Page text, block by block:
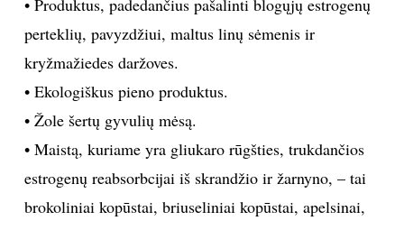
Prenumeruodami portalą,
Jūs sutinkate su
taisyklėmis
I. Adams
Pagrindiniaimaisto produktai, kuriuos turėtumėte
vartoti: